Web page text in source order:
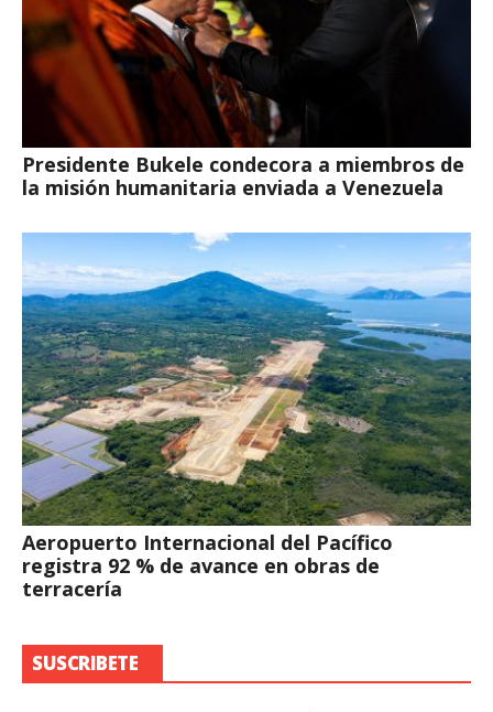
Presidente Bukele condecora a miembros de
la misión humanitaria enviada a Venezuela
Aeropuerto Internacional del Pacífico
registra 92 % de avance en obras de
terracería
SUSCRIBETE